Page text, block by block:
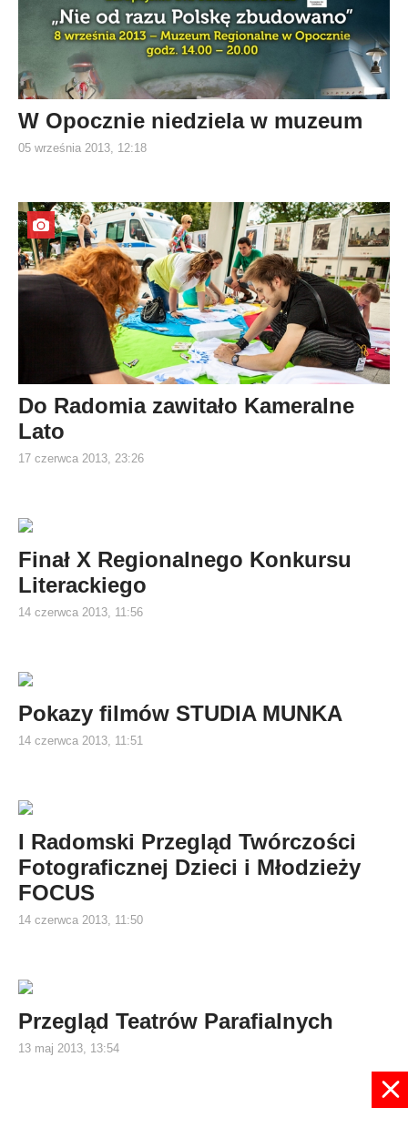
W Opocznie niedziela w muzeum
05 września 2013, 12:18
Do Radomia zawitało Kameralne
Lato
17 czerwca 2013, 23:26
Finał X Regionalnego Konkursu
Literackiego
14 czerwca 2013, 11:56
Pokazy filmów STUDIA MUNKA
14 czerwca 2013, 11:51
I Radomski Przegląd Twórczości
Fotograficznej Dzieci i Młodzieży
FOCUS
14 czerwca 2013, 11:50
Przegląd Teatrów Parafialnych
13 maj 2013, 13:54